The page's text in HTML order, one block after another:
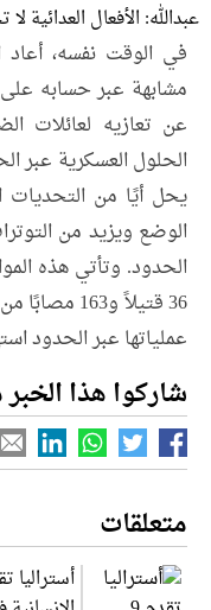
عبدالله: الأفعال العدائية
في الوقت نفسه، أعاد
عن تعازيه لعائلات
الحلول العسكرية عبر
يحل أيًا من التحديات
الوضع ويزيد من
الحدود. وتأتي هذه
36 قتيلاً
عملياتها عبر الحدود
شاركوا هذا
متعلقات